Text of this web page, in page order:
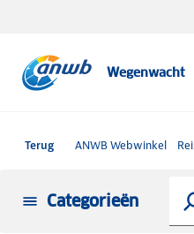
Wegenwacht
Terug ANWB Webwinkel
Categorieën